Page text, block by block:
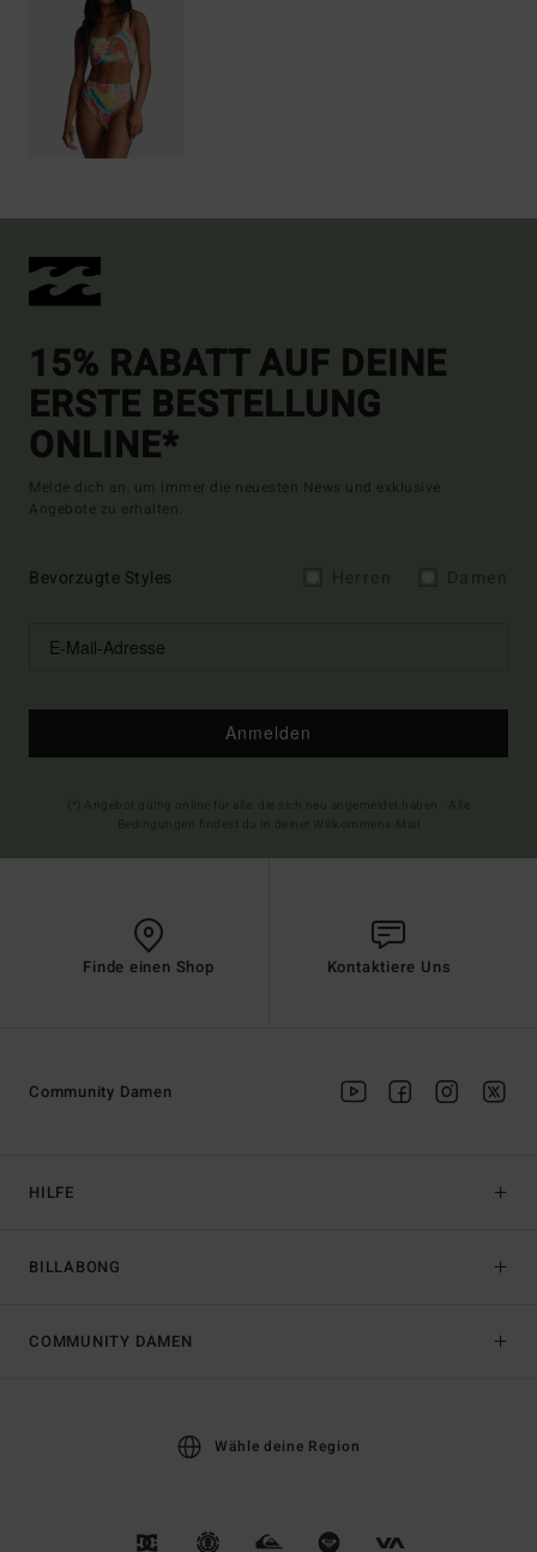
15% RABATT AUF DEINE
ERSTE BESTELLUNG
ONLINE*
Melde dich an, um immer die neuesten News und exklusive
Angebote zu erhalten.
Bevorzugte Styles
Anmelden
Finde einen Shop Kontaktiere Uns
HILFE
BILLABONG
Community Damen
COMMUNITY DAMEN
Wähle deine Region